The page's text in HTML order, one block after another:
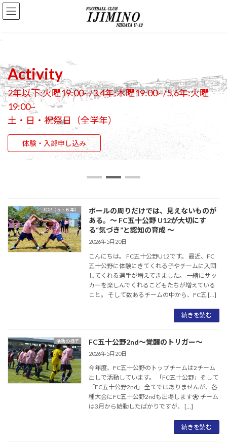
コ
ン
ス
キ
ッ
プ
ナ
ビ
ン
に
移
動
Activity
2年以下:火曜19:00~/3,4年:木曜19:00~/5,6年:火曜
19:00~
土・日・祝祭日（全学年）
体験・入部申し込み
TOP（５・６年）
ボールの周りだけでは、見えないものが
ある。〜 FC五十公野 U12が大切にす
る“気づき”と認知の育成 〜
2026年5月20日
こんにちは。 FC五十公野U12です。 最近、FC
五十公野に体験にきてくれる子やチームに入団
してくれる選手が増えてきました。 一緒にサッ
カーを楽しんでくれるこどもたちが増えている
こと。 そして数あるチームの中から、FC五 […]
続きを読む
活動の様子 FC五十公野2nd〜覚醒のトリガー〜
2026年5月20日
今年度、FC五十公野のトップチームは2チーム
出しで活動しています。 「FC五十公野」そして
「FC五十公野2nd」 全てではありませんが、各
種大会にFC五十公野2ndも出場します
チーム
は3月から始動したばかりですが、 […]
続きを読む